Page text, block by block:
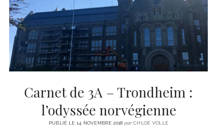
CINÉMA
LITTÉRATURE
ÉCONOMIE
SPORT
MÉDIAS
SANTÉ
instagram
email email-
form
Carnet de 3A – Trondheim :
l’odyssée norvégienne
PUBLIÉ LE 14 NOVEMBRE 2018 parCHLOÉ VOLLE